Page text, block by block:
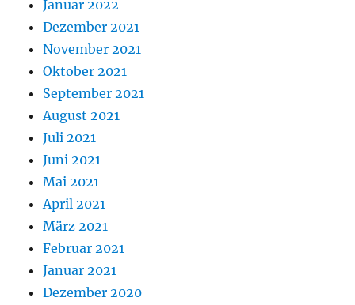
Januar 2022
Dezember 2021
November 2021
Oktober 2021
September 2021
August 2021
Juli 2021
Juni 2021
Mai 2021
April 2021
März 2021
Februar 2021
Januar 2021
Dezember 2020